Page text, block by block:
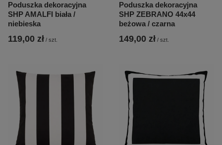
Poduszka dekoracyjna
SHP AMALFI biała /
niebieska
119,00 zł / szt.
Poduszka dekoracyjna
SHP ZEBRANO 44x44
beżowa / czarna
149,00 zł / szt.